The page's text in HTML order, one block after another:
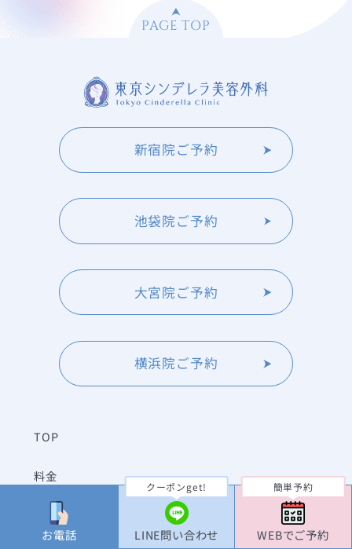
お電話
クーポンget!
LINE問い合わせ
簡単予約
WEBでご予約
PAGE TOP
新宿院ご予約
池袋院ご予約
大宮院ご予約
横浜院ご予約
TOP
料金
症例写真